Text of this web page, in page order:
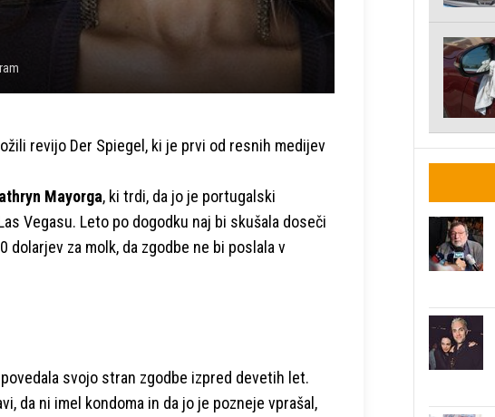
revijo Der Spiegel, ki je prvi od resnih medijev
Mayorga, ki trdi, da jo je portugalski
Vegasu. Leto po dogodku naj bi skušala doseči
dolarjev za molk, da zgodbe ne bi poslala v
svojo stran zgodbe izpred devetih let.
da ni imel kondoma in da jo je pozneje vprašal,